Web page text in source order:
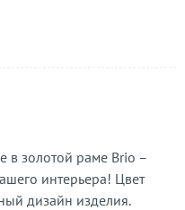
в золотой раме Brio –
интерьера! Цвет
дизайн изделия.